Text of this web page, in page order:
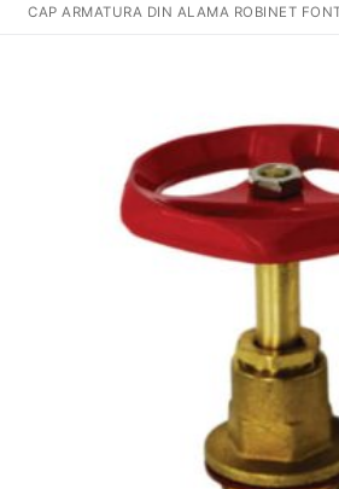
CAP ARMATURA DIN ALAMA ROBINET